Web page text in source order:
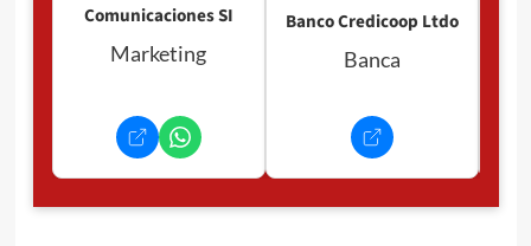
Comunicaciones SI
Marketing
Banco Credicoop Ltdo
Banca